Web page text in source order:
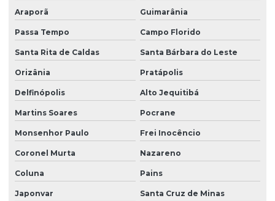
Araporã Guimarânia
Passa Tempo Campo Florido
Santa Rita de Caldas Santa Bárbara do Leste
Orizânia Pratápolis
Delfinópolis Alto Jequitibá
Martins Soares Pocrane
Monsenhor Paulo Frei Inocêncio
Coronel Murta Nazareno
Coluna Pains
Japonvar Santa Cruz de Minas